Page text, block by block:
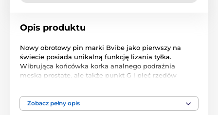
Opis produktu
Nowy obrotowy pin marki Bvibe jako pierwszy na
świecie posiada unikalną funkcję lizania tyłka.
Wibrująca końcówka korka analnego podrażnia
męską prostatę, ale także punkt G i pięć rzędów
podstawą a samym trzpieniem, dokładnie tam, gdzie
znajduje się najbardziej wrażliwe miejsce zakończeń
Zobacz pełny opis